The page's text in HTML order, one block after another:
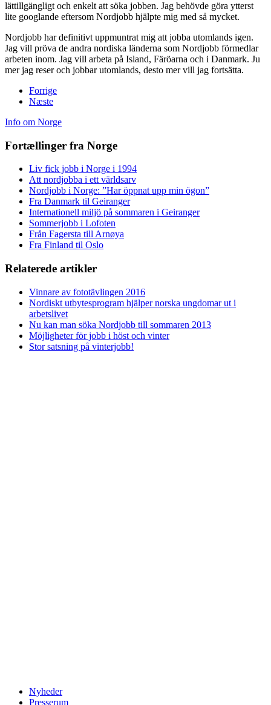
lättillgängligt och enkelt att söka jobben. Jag behövde göra ytterst
lite googlande eftersom Nordjobb hjälpte mig med så mycket.
Nordjobb har definitivt uppmuntrat mig att jobba utomlands igen.
Jag vill pröva de andra nordiska länderna som Nordjobb förmedlar
arbeten inom. Jag vill arbeta på Island, Färöarna och i Danmark. Ju
mer jag reser och jobbar utomlands, desto mer vill jag fortsätta.
Forrige
Næste
Info om Norge
Fortællinger fra Norge
Liv fick jobb i Norge i 1994
Att nordjobba i ett världsarv
Nordjobb i Norge: ”Har öppnat upp min ögon”
Fra Danmark til Geiranger
Internationell miljö på sommaren i Geiranger
Sommerjobb i Lofoten
Från Fagersta till Arnøya
Fra Finland til Oslo
Relaterede artikler
Vinnare av fototävlingen 2016
Nordiskt utbytesprogram hjälper norska ungdomar ut i
arbetslivet
Nu kan man söka Nordjobb till sommaren 2013
Möjligheter för jobb i höst och vinter
Stor satsning på vinterjobb!
Nyheder
Presserum